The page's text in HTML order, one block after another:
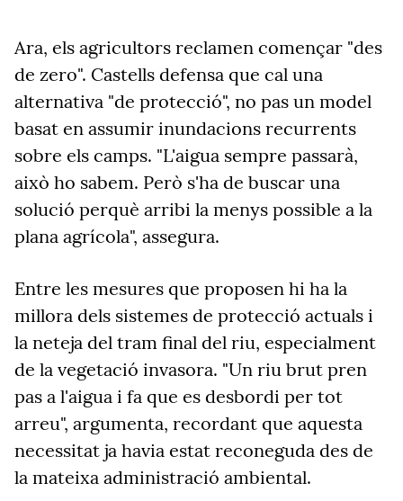
Ara, els agricultors reclamen començar "des
de zero". Castells defensa que cal una
alternativa "de protecció", no pas un model
basat en assumir inundacions recurrents
sobre els camps. "L'aigua sempre passarà,
això ho sabem. Però s'ha de buscar una
solució perquè arribi la menys possible a la
plana agrícola", assegura.
Entre les mesures que proposen hi ha la
millora dels sistemes de protecció actuals i
la neteja del tram final del riu, especialment
de la vegetació invasora. "Un riu brut pren
pas a l'aigua i fa que es desbordi per tot
arreu", argumenta, recordant que aquesta
necessitat ja havia estat reconeguda des de
la mateixa administració ambiental.